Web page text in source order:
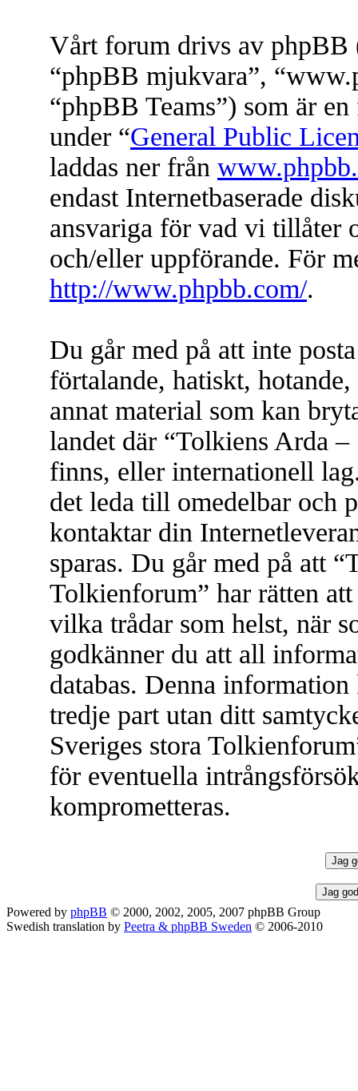
Vårt forum drivs av phpBB
“phpBB mjukvara”,
“phpBB Teams”) som är
under “General Public
laddas ner från
endast Internetbaserade
ansvariga för vad vi tillåter
och/eller uppförande. För
http://www.phpbb.com/.
Du går med på att inte
förtalande, hatiskt,
annat material som kan
landet där “Tolkiens Arda
finns, eller internationell
det leda till omedelbar och
kontaktar din
sparas. Du går med på att
Tolkienforum” har rätten
vilka trådar som helst, när
godkänner du att all
databas. Denna
tredje part utan ditt
Sveriges stora
för eventuella
komprometteras.
Powered by phpBB © 2000, 2002, 2005, 2007 phpBB Group
Swedish translation by Peetra & phpBB Sweden © 2006-2010